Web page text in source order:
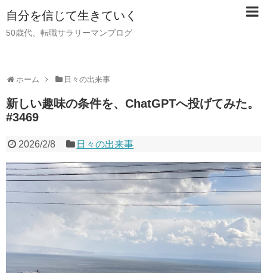
自分を信じて生きていく
50歳代、転職サラリーマンブログ
ホーム 日々の出来事
新しい趣味の条件を、ChatGPTへ投げてみた。
#3469
2026/2/8 日々の出来事